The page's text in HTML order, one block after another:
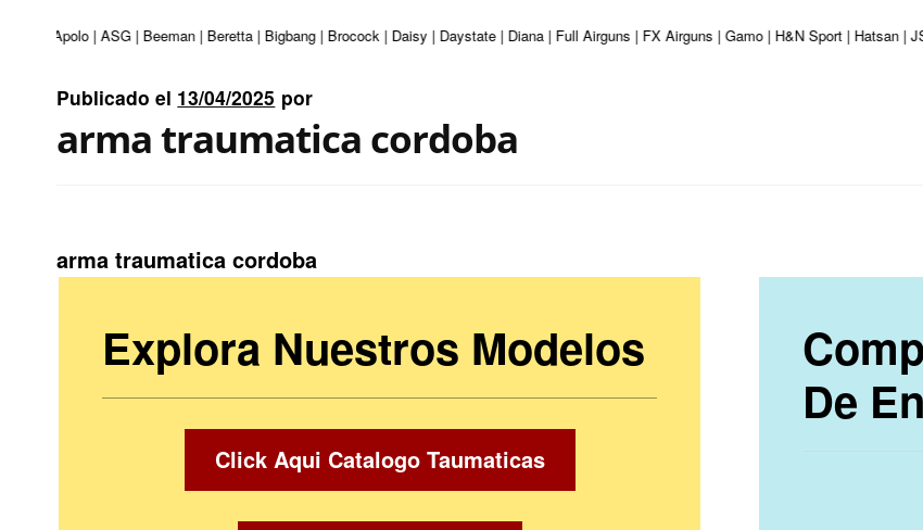
| Apolo | ASG | Beeman | Beretta | Bigbang | Brocock | Daisy | Daystate | Diana | Full Airguns | FX Airguns | Gamo | H&N Sport | Hatsan |
Publicado el 13/04/2025 por
arma traumatica cordoba
arma traumatica cordoba
Explora Nuestros Modelos
Click Aqui Catalogo Taumaticas
De